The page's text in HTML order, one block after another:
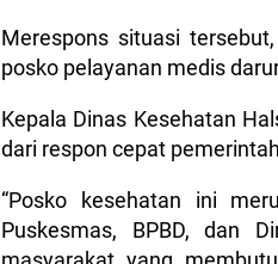
Merespons situasi
posko pelayanan medis
Kepala Dinas Kesehatan
dari respon cepat
“Posko kesehatan ini
Puskesmas, BPBD, dan